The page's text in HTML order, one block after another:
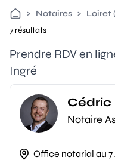
> Notaires > Loiret
7 résultats
Prendre RDV en
Ingré
Cédric
Notaire
Office notarial au 7